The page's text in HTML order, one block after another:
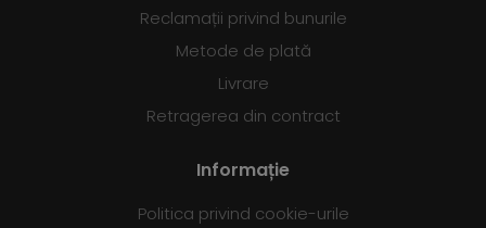
Reclamații privind bunurile
Metode de plată
Livrare
Retragerea din contract
Informație
Politica privind cookie-urile